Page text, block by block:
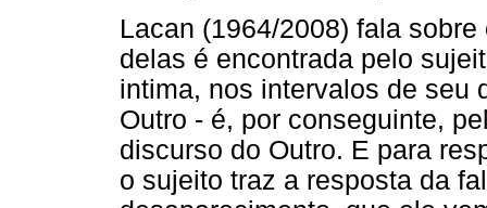
Lacan (1964/2008) fala
delas é encontrada pelo
intima, nos intervalos de seu
Outro - é, por conseguinte,
discurso do Outro. E para
o sujeito traz a resposta da